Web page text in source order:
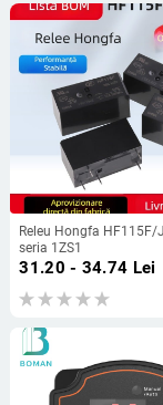
Releu Hongfa HF115F/
seria 1ZS1
31.20 - 34.74 Lei